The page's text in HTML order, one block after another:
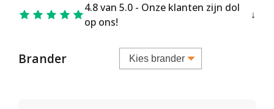
4.8 van 5.0 - Onze klanten zijn dol
op ons!
Brander